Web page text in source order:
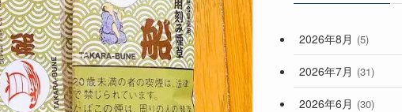
(248)
2026年8月 (5)
2026年7月 (31)
2026年6月 (30)